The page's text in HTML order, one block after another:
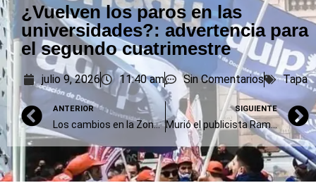
¿Vuelven los paros en las
universidades?: advertencia para
el segundo cuatrimestre
julio 9, 2026 11:40 am Sin Comentarios Tapa
ANTERIOR
Los cambios en la Zona Fría se pasan, por ahora, para después de las vacaciones
SIGUIENTE
Murió el publicista Ramiro Agulla, clave en la campaña de De la Rúa